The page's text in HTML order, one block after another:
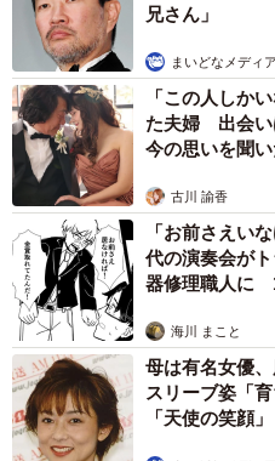
兄さん」
まいどなメディア
「この人しか
た夫婦 出会い
今の思いを聞い
古川 諭香
「お前さえい
代の演奏会が
器修理職人に
海川 まこと
母は有名女優
スリーブ姿「
「天使の笑顔」